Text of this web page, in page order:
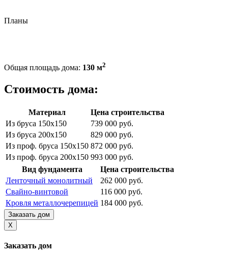
Планы
Общая площадь дома: 130 м2
Стоимость дома:
Материал
Цена строительства
Из бруса 150х150
739 000 руб.
Из бруса 200х150
829 000 руб.
Из проф. бруса 150х150 872 000 руб.
Из проф. бруса 200х150 993 000 руб.
Вид фундамента
Цена строительства
Ленточный монолитный
262 000 руб.
Свайно-винтовой
116 000 руб.
Кровля металлочерепицей 184 000 руб.
Заказать дом
X
Заказать дом